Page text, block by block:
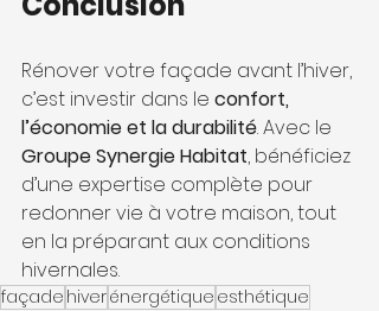
Rénover votre façade avant l’hiver,
c’est investir dans le confort,
l’économie et la durabilité. Avec le
Groupe Synergie Habitat, bénéficiez
d’une expertise complète pour
redonner vie à votre maison, tout
en la préparant aux conditions
hivernales.
façade hiverénergétique esthétique